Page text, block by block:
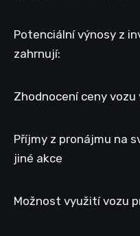
Potenciální výnosy z
zahrnují:
Zhodnocení ceny vozu
Příjmy z pronájmu na
jiné akce
Možnost využití vozu